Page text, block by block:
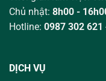
Chủ nhật: 8h00 -
Hotline: 0987 302 621
DỊCH VỤ